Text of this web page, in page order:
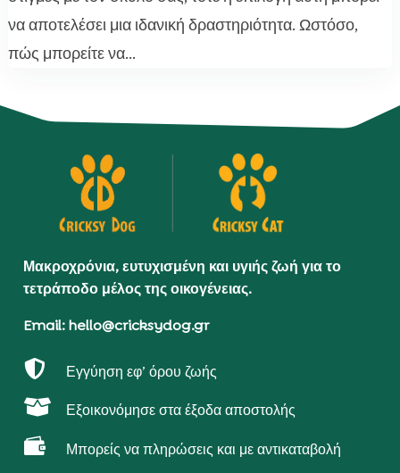
να αποτελέσει μια ιδανική δραστηριότητα. Ωστόσο,
πώς μπορείτε να...
Μακροχρόνια, ευτυχισμένη και υγιής ζωή για το
τετράποδο μέλος της οικογένειας.
Email: hello@cricksydog.gr
 Εγγύηση εφ’ όρου ζωής
 Εξοικονόμησε στα έξοδα αποστολής
 Μπορείς να πληρώσεις και με αντικαταβολή